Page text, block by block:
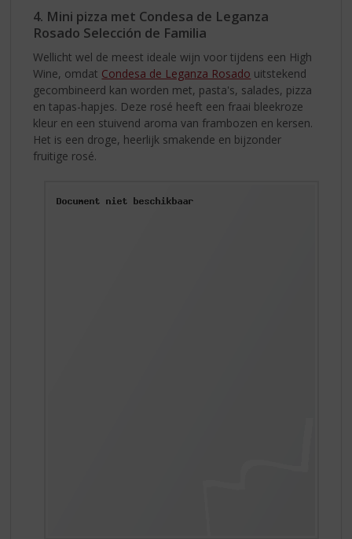
4. Mini pizza met Condesa de Leganza
Rosado Selección de Familia
Wellicht wel de meest ideale wijn voor tijdens een High
Wine, omdat Condesa de Leganza Rosado uitstekend
gecombineerd kan worden met, pasta's, salades, pizza
en tapas-hapjes. Deze rosé heeft een fraai bleekroze
kleur en een stuivend aroma van frambozen en kersen.
Het is een droge, heerlijk smakende en bijzonder
fruitige rosé.